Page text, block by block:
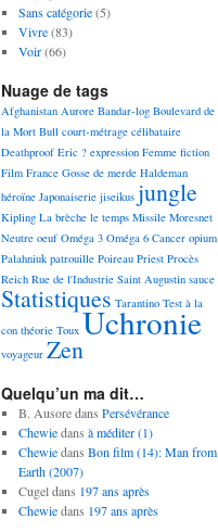
Sans catégorie(5)
Vivre(83)
Voir(66)
Nuage de tags
Afghanistan Aurore Bandar-log Boulevard de
la Mort Bull court-métrage célibataire
Deathproof Eric ? expression Femme fiction
Film France Gosse de merde Haldeman
héroïne Japonaiserie jiseikus jungle
Kipling La brèche le temps Missile Moresnet
Neutre oeuf Oméga 3 Oméga 6 Cancer opium
Palahniuk patrouille Poireau Priest Procès
Reich Rue de l'Industrie Saint Augustin sauce
Statistiques Tarantino Test à la
con théorie Toux Uchronie
voyageur Zen
Quelqu’un ma dit…
B. Ausoredans Persévérance
Chewiedans à méditer (1)
Chewiedans Bon film (14): Man from
Earth (2007)
Cugeldans 197 ans après
Chewiedans 197 ans après